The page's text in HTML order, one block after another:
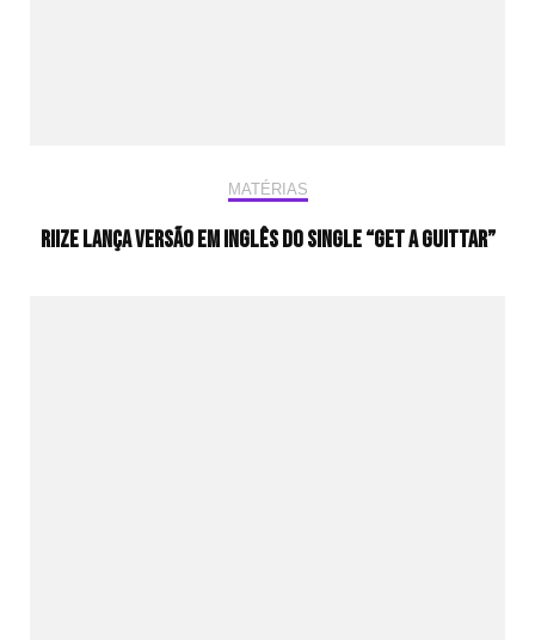
MATÉRIAS
RIIZE lança versão em inglês do single “Get a Guittar”